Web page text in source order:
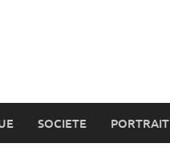
SOCIETE PORTRAIT